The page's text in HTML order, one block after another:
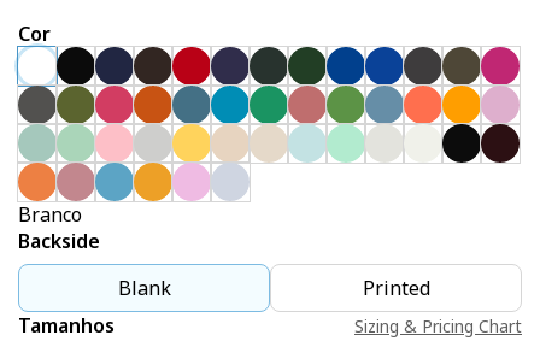
Cor
Branco
Backside
Blank
Printed
Tamanhos
Sizing & Pricing Chart